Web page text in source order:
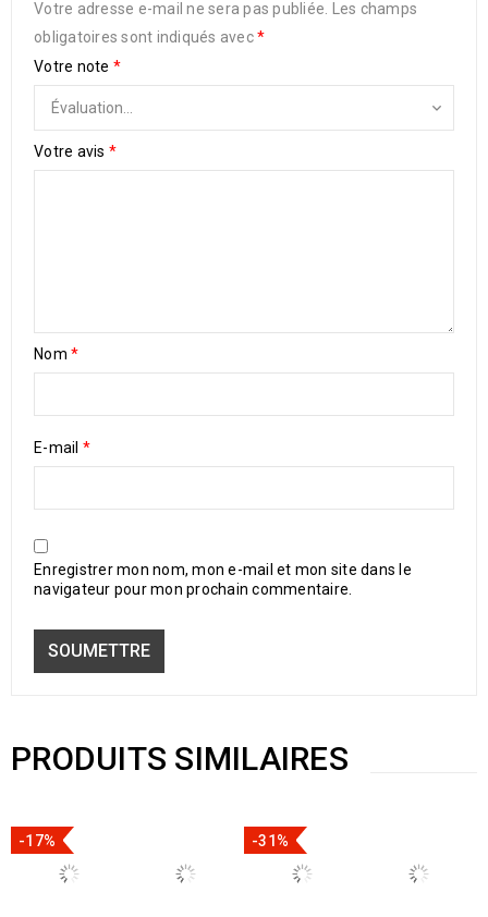
Votre adresse e-mail ne sera pas publiée.
Les champs
obligatoires sont indiqués avec*
Votre note *
Votre avis *
Nom *
E-mail *
Enregistrer mon nom, mon e-mail et mon site dans le
navigateur pour mon prochain commentaire.
PRODUITS SIMILAIRES
-17% -31%